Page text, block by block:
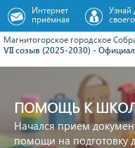
Магнитогорское городское
VII созыв (2025-2030) -
Интернет
приёмная
Узнай
ПОМОЩЬ К
Начался прием
помощи на подготовку